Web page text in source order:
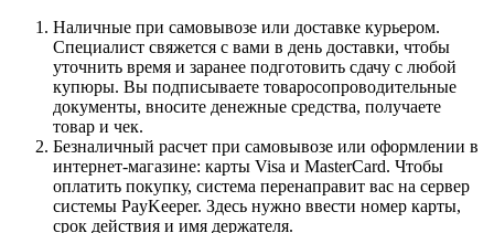
Наличные при самовывозе или доставке курьером.
Специалист свяжется с вами в день доставки, чтобы
уточнить время и заранее подготовить сдачу с любой
купюры. Вы подписываете товаросопроводительные
документы, вносите денежные средства, получаете
товар и чек.
Безналичный расчет при самовывозе или оформлении в
интернет-магазине: карты Visa и MasterCard. Чтобы
оплатить покупку, система перенаправит вас на сервер
системы PayKeeper. Здесь нужно ввести номер карты,
срок действия и имя держателя.